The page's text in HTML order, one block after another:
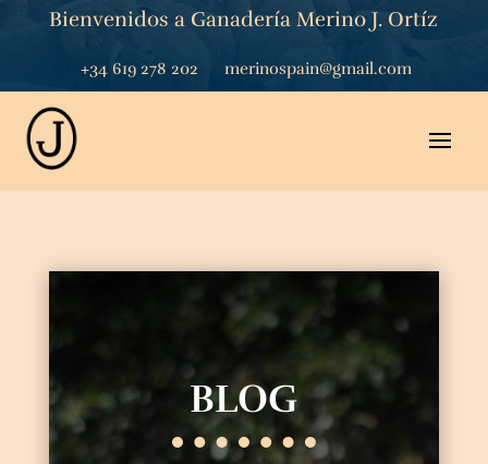
Bienvenidos a Ganadería Merino J. Ortíz
+34 619 278 202 merinospain@gmail.com
BLOG